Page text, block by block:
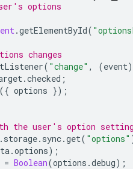
options
.getElementById(
changes
( "change" , (event)
.checked ;
({ options });
the user's option
. storage. sync.get( "options"
.options);
= Boolean(options .debug);